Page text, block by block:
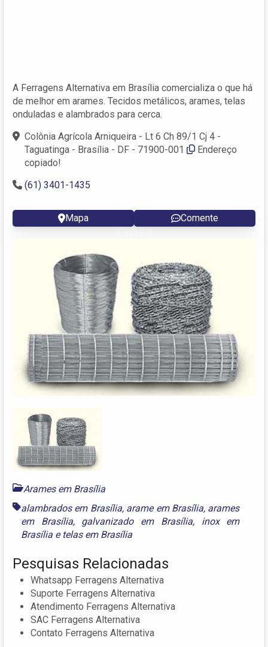
A Ferragens Alternativa em Brasília comercializa o que há
de melhor em arames. Tecidos metálicos, arames, telas
onduladas e alambrados para cerca.
Colônia Agrícola Arniqueira - Lt 6 Ch 89/1 Cj 4 -
Taguatinga - Brasília - DF - 71900-001
Endereço
copiado!
(61) 3401-1435
Mapa Comente
Arames em Brasília
alambrados em Brasília, arame em Brasília, arames
em Brasília, galvanizado em Brasília, inox em
Brasília e telas em Brasília
Pesquisas Relacionadas
Whatsapp Ferragens Alternativa
Suporte Ferragens Alternativa
Atendimento Ferragens Alternativa
SAC Ferragens Alternativa
Contato Ferragens Alternativa